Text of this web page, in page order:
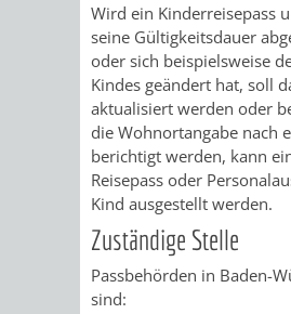
/
FLÜCHTLINGE
AUFGABEN
DER
UNTEREN
SATZUNGEN
IM
BEREICH
VERKAUF
VERKAUF
Wird ein Kinderreisepass
seine Gültigkeitsdauer
oder sich beispielsweise
Kindes geändert hat, soll
aktualisiert werden oder
die Wohnortangabe nach
berichtigt werden, kann
Reisepass oder
Kind ausgestellt werden.
Zuständige Stelle
Passbehörden in Baden-
sind: